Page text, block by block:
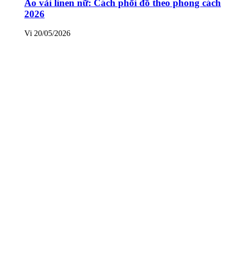
Áo vải linen nữ: Cách phối đồ theo phong cách
2026
Vi 20/05/2026